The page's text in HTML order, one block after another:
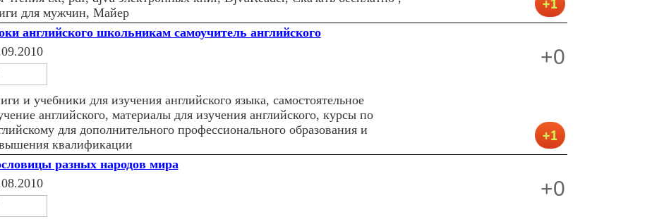
для мужчин, Майер
английского школьникам самоучитель английского
+0
и учебники для изучения английского языка, самостоятельное
английского, материалы для изучения английского, курсы по
для дополнительного профессионального образования и
квалификации
разных народов мира
+0